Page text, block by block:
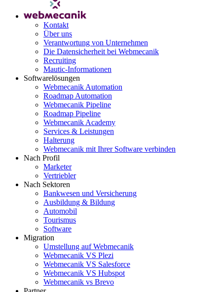
Kontakt
Über uns
Verantwortung von Unternehmen
Die Datensicherheit bei Webmecanik
Recruiting
Mautic-Informationen
Softwarelösungen
Webmecanik Automation
Roadmap Automation
Webmecanik Pipeline
Roadmap Pipeline
Webmecanik Academy
Services & Leistungen
Halterung
Webmecanik mit Ihrer Software verbinden
Nach Profil
Marketer
Vertriebler
Nach Sektoren
Bankwesen und Versicherung
Ausbildung & Bildung
Automobil
Tourismus
Software
Migration
Umstellung auf Webmecanik
Webmecanik VS Plezi
Webmecanik VS Salesforce
Webmecanik VS Hubspot
Webmecanik vs Brevo